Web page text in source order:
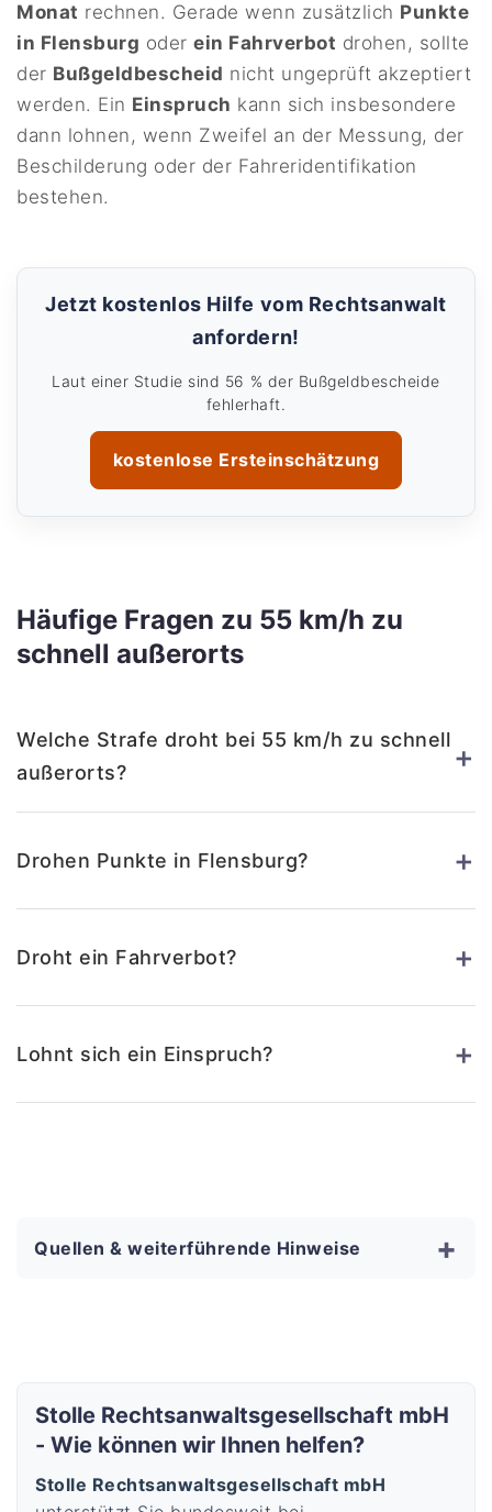
Monat rechnen. Gerade wenn zusätzlich Punkte
in Flensburg oderein Fahrverbot drohen, sollte
der Bußgeldbescheid nicht ungeprüft akzeptiert
werden. Ein Einspruch kann sich insbesondere
dann lohnen, wenn Zweifel an der Messung, der
Beschilderung oder der Fahreridentifikation
bestehen.
Jetzt kostenlos Hilfe vom Rechtsanwalt
anfordern!
Laut einer Studie sind 56 % der Bußgeldbescheide
fehlerhaft.
kostenlose Ersteinschätzung
Häufige Fragen zu 55 km/h zu
schnell außerorts
Welche Strafe droht bei 55 km/h zu schnell
außerorts?
+
Drohen Punkte in Flensburg? +
Droht ein Fahrverbot? +
Lohnt sich ein Einspruch? +
Quellen & weiterführende Hinweise +
Stolle Rechtsanwaltsgesellschaft mbH
- Wie können wir Ihnen helfen?
Stolle Rechtsanwaltsgesellschaft mbH